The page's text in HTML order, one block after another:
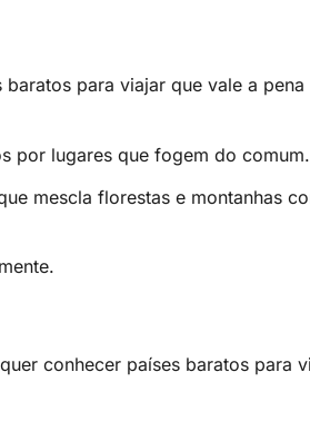
para viajar que vale a pena
por lugares que fogem do comum.
mescla florestas e montanhas
conhecer países baratos para